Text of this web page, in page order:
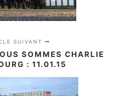
SUIVANT
SOMMES CHARLIE
: 11.01.15